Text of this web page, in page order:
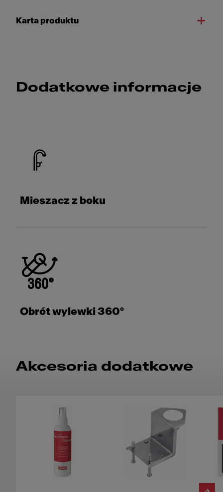
Karta produktu
Dodatkowe informacje
Mieszacz z boku
Obrót wylewki 360°
Akcesoria dodatkowe